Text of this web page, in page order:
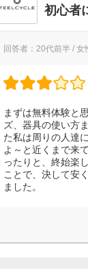
初心者
回答者：20代前半 / 女
まずは無料体験と
ズ、器具の使い方
た私は周りの人達
よ～と近くまで来
ったりと、終始楽
ことで、決して安
ました。